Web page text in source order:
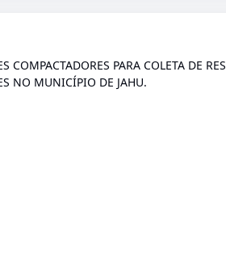
PARA COLETA DE
NO MUNICÍPIO DE JAHU.